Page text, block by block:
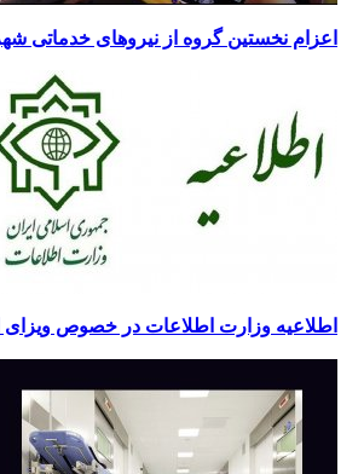
اعزام نخستین گروه از نیروهای خدماتی
اطلاعیه وزارت اطلاعات در خصوص ویزای